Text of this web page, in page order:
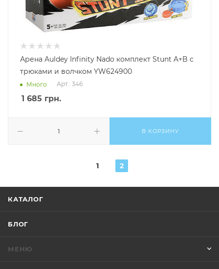
Арена Auldey Infinity Nado комплект Stunt A+B c
трюками и волчком YW624900
Много Арт.: 346
1 685 грн.
В КОРЗИНУ
1 2
КАТАЛОГ
БЛОГ
МЕНЮ